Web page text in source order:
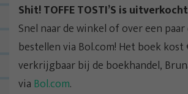
Shit! TOFFE TOSTI’S is
Snel naar de winkel of over een
bestellen via Bol.com! Het boek kost
verkrijgbaar bij de boekhandel,
via Bol.com.